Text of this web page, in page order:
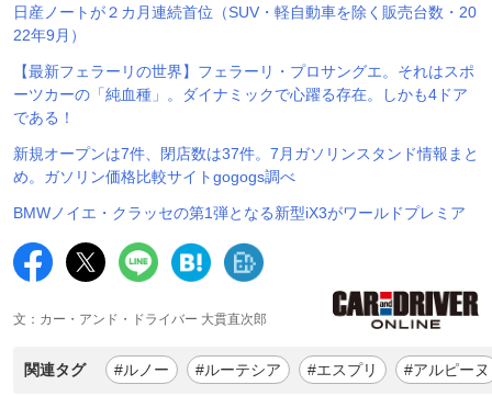
日産ノートが２カ月連続首位（SUV・軽自動車を除く販売台数・20
22年9月）
【最新フェラーリの世界】フェラーリ・プロサングエ。それはスポ
ーツカーの「純血種」。ダイナミックで心躍る存在。しかも4ドア
である！
新規オープンは7件、閉店数は37件。7月ガソリンスタンド情報まと
め。ガソリン価格比較サイトgogogs調べ
BMWノイエ・クラッセの第1弾となる新型iX3がワールドプレミア
文：カー・アンド・ドライバー 大貫直次郎
関連タグ #ルノー #ルーテシア #エスプリ #アルピーヌ